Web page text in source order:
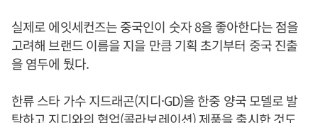
실제로 에잇세컨즈는 중국인이 숫자 8을 좋아한다는 점을
고려해 브랜드 이름을 지을 만큼 기획 초기부터 중국 진출
을 염두에 뒀다.
한류 스타 가수 지드래곤(지디·GD)을 한중 양국 모델로 발
탁하고 지디와의 협업(콜라보레이션) 제품을 출시한 것도